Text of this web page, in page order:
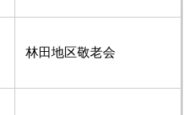
林田地区敬老会